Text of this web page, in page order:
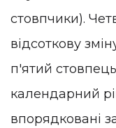
стовпчики).
відсоткову
п'ятий
календарний
впорядковані